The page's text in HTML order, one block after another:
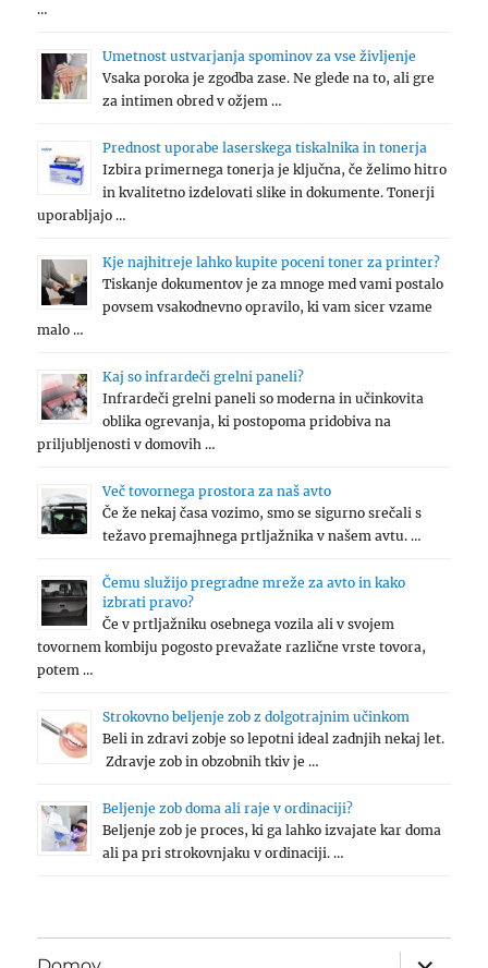
…
Umetnost ustvarjanja spominov za vse življenje
Vsaka poroka je zgodba zase. Ne glede na to, ali gre
za intimen obred v ožjem …
Prednost uporabe laserskega tiskalnika in tonerja
Izbira primernega tonerja je ključna, če želimo hitro
in kvalitetno izdelovati slike in dokumente. Tonerji
uporabljajo …
Kje najhitreje lahko kupite poceni toner za printer?
Tiskanje dokumentov je za mnoge med vami postalo
povsem vsakodnevno opravilo, ki vam sicer vzame
malo …
Kaj so infrardeči grelni paneli?
Infrardeči grelni paneli so moderna in učinkovita
oblika ogrevanja, ki postopoma pridobiva na
priljubljenosti v domovih …
Več tovornega prostora za naš avto
Če že nekaj časa vozimo, smo se sigurno srečali s
težavo premajhnega prtljažnika v našem avtu. …
Čemu služijo pregradne mreže za avto in kako
izbrati pravo?
Če v prtljažniku osebnega vozila ali v svojem
tovornem kombiju pogosto prevažate različne vrste tovora,
potem …
Strokovno beljenje zob z dolgotrajnim učinkom
Beli in zdravi zobje so lepotni ideal zadnjih nekaj let.
Zdravje zob in obzobnih tkiv je …
Beljenje zob doma ali raje v ordinaciji?
Beljenje zob je proces, ki ga lahko izvajate kar doma
ali pa pri strokovnjaku v ordinaciji. …
expand